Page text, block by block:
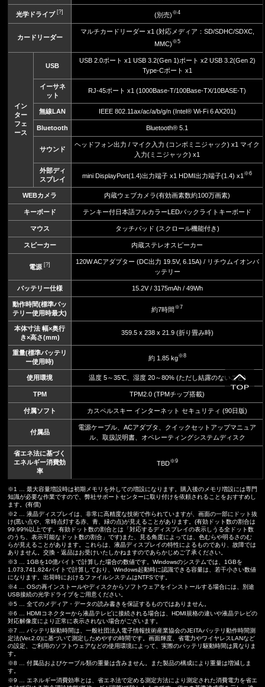
光学ドライブ[?] (別売) ※4
カードリーダー
マルチカードリーダー x1 (対応メディア：SD/SDHC/SDXC,
MMC) ※5
イン
ター
フェ
ース
USB
USB 2.0ポート x1 USB 3.2(Gen 1)ポート x2 USB 3.2(Gen 2)
Type-Cポート x1
イーサネ
ット
RJ-45ポート x1 (1000Base-T/100Base-TX/10BASE-T)
無線LAN IEEE 802.11ax/ac/a/b/g/n (Intel® Wi-Fi 6 AX201)
Bluetooth Bluetooth® 5.1
サウンド
ヘッドフォン出力 / マイク入力 (コンボミニジャック) x1 マイク
入力(ミニジャック) x1
外部ディ
スプレイ
mini DisplayPort(1.4)出力端子 x1 HDMI出力端子(1.4) x1 ※6
WEBカメラ 内蔵ウェブカメラ(有効画素数約100万画素)
キーボード テンキー付日本語フルカラーLEDバックライトキーボード
マウス タッチパッド (スクロール機能付き)
スピーカー 内蔵ステレオスピーカー
電源 [?]
120W ACアダプター (DC出力 19.5V, 6.15A) / リチウムイオンバ
ッテリー
バッテリー仕様 15.2V / 3175mAh / 49Wh
動作時間(標準バッ
テリー使用時最大)
約7時間 ※7
本体寸法 幅×奥行
き×高さ(mm)
359.5 x 238 x 21.9 (折り畳み時)
重量(標準バッテリ
ー使用時)
約 1.85 kg※8
使用環境 温度 5～35℃、湿度 20～80% (ただし結露のないこと)
TPM TPM2.0 (TPMチップ搭載)
付属ソフト カスペルスキー インターネット セキュリティ (90日版)
付属品
電源ケーブル、ACアダプタ、クイックセットアップマニュア
ル、取扱説明書、オペレーティングシステムディスク
省エネ法に基づく
エネルギー消費効
率
TBD※9
※1 … 最大容量増設時は初期メモリを外しての増設になります。購入後のメモリ増設には専門
知識が必要な作業ですので、弊社サポートセンターに取り付けを依頼されることをおすすめし
ます。(有償)
※2 … 液晶ディスプレイは、非常に高精度な技術で作られていますが、画面の一部にドット抜
け(黒い点や、常時点灯する赤、青、緑の点)が見えることがあります。(有効ドット数の割合は
99.99%以上です。有効ドット数の割合とは「対応するディスプレイの表示しうる全ドット数
のうち、表示可能なドット数の割合」です)また、見る角度によっては、色むらや明るさのむ
らが見えることがあります。これらは、液晶ディスプレイの特性によるものであり、故障では
ありません。交換・返品はお受けいたしかねますのであらかじめご了承ください。
※3 … 1GBを10億バイトで計算した場合の数値です。Windowsのシステムでは、1GBを
1,073,741,824バイトで計算しており、Windows起動時に認識できる容量は、若干小さい数値
になります。出荷時におけるファイルシステムはNTFSです。
※4 … OSの再インストールやディスクからソフトウェアをインストールする場合には、別途
USB接続の光学ドライブをご用意ください。
※5 … 全てのメディア・データの読み書きを保証するものではありません。
※6 … HDMIコネクターから液晶テレビに接続される場合は、HDMI規格の違いや液晶テレビの
対応解像度により正常に表示されない場合がございます。
※7 … バッテリ駆動時間は、一般社団法人電子情報技術産業協会のJEITAバッテリ動作時間測
定法(Ver.2.0)に基づいて測定しためやすの時間です。画面輝度、省電力やワイヤレスLANなど
の設定、ご利用のソフトウェアなどの使用環境によって、実際のバッテリ駆動時間は異なりま
す。
※8 … 付属品およびケーブル類の重量は含みません。また製品の構成により重量は増減しま
す。
※9 … エネルギー消費効率とは、省エネ法で定める測定方法により測定された消費電力を省エ